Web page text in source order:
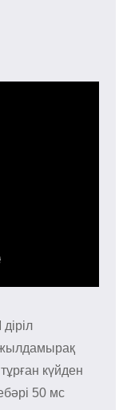
күйден
50 мс